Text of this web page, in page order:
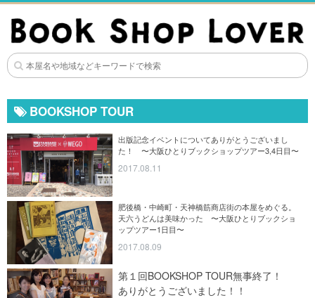
BOOKSHOP TOUR
出版記念イベントについてありがとうございまし
た！ 〜大阪ひとりブックショップツアー3,4日目〜
2017.08.11
肥後橋・中崎町・天神橋筋商店街の本屋をめぐる。
天六うどんは美味かった 〜大阪ひとりブックショ
ップツアー1日目〜
2017.08.09
第１回BOOKSHOP TOUR無事終了！
ありがとうございました！！